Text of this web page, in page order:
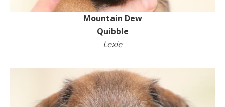
Mountain Dew
Quibble
Lexie